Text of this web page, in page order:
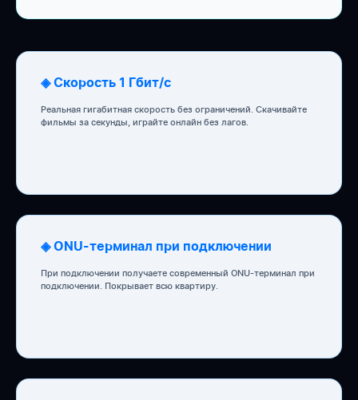
◈ Скорость 1 Гбит/с
Реальная гигабитная скорость без ограничений. Скачивайте
фильмы за секунды, играйте онлайн без лагов.
◈ ONU-терминал при подключении
При подключении получаете современный ONU-терминал при
подключении. Покрывает всю квартиру.